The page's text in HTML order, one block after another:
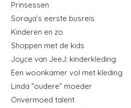
Prinsessen
Soraya’s eerste busreis
Kinderen en zo
Shoppen met de kids
Joyce van JeeJ: kinderkleding
Een woonkamer vol met kleding
Linda ”oudere” moeder
Onvermoed talent